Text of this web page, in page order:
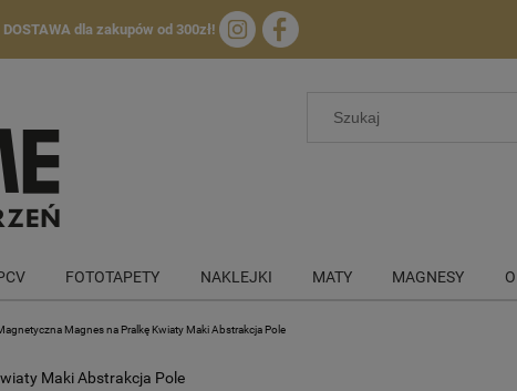
dla zakupów od 300zł!
FOTOTAPETY NAKLEJKI MATY MAGNESY
Magnes na Pralkę Kwiaty Maki Abstrakcja Pole
Maki Abstrakcja Pole